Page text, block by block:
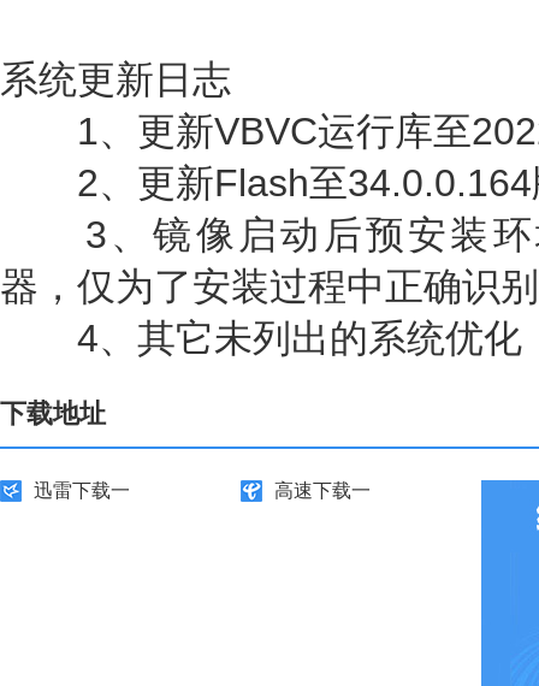
系统更新日志
1、更新VBVC运行库至
2、更新Flash至34.0.0.164
3、镜像启动后预安装环
器，仅为了安装过程中正确识
4、其它未列出的系统优化
下载地址
迅雷下载一 高速下载一